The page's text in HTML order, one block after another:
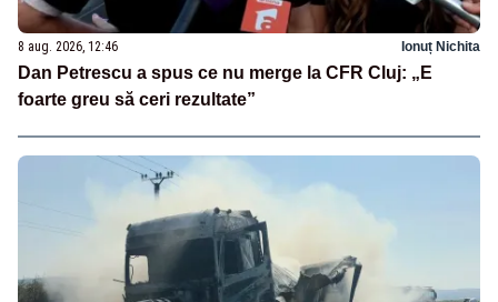
8 aug. 2026, 12:46 Ionuț Nichita
Dan Petrescu a spus ce nu merge la CFR Cluj: „E
foarte greu să ceri rezultate”